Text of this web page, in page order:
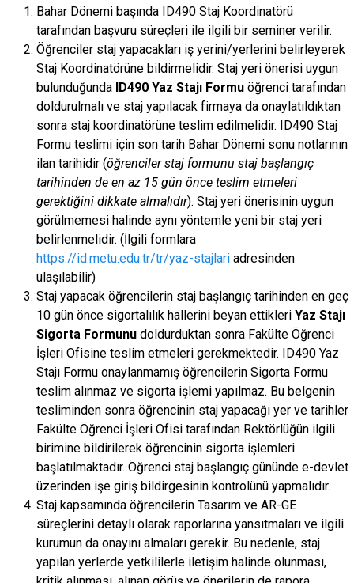
Bahar Dönemi başında ID490 Staj Koordinatörü
tarafından başvuru süreçleri ile ilgili bir seminer verilir.
Öğrenciler staj yapacakları iş yerini/yerlerini belirleyerek
Staj Koordinatörüne bildirmelidir. Staj yeri önerisi uygun
bulunduğunda ID490 Yaz Stajı Formu öğrenci tarafından
doldurulmalı ve staj yapılacak firmaya da onaylatıldıktan
sonra staj koordinatörüne teslim edilmelidir. ID490 Staj
Formu teslimi için son tarih Bahar Dönemi sonu notlarının
ilan tarihidir (öğrenciler staj formunu staj başlangıç
tarihinden de en az 15 gün önce teslim etmeleri
gerektiğini dikkate almalıdır). Staj yeri önerisinin uygun
görülmemesi halinde aynı yöntemle yeni bir staj yeri
belirlenmelidir. (İlgili formlara
https://id.metu.edu.tr/tr/yaz-stajlari adresinden
ulaşılabilir)
Staj yapacak öğrencilerin staj başlangıç tarihinden en geç
10 gün önce sigortalılık hallerini beyan ettikleri Yaz Stajı
Sigorta Formunu doldurduktan sonra Fakülte Öğrenci
İşleri Ofisine teslim etmeleri gerekmektedir. ID490 Yaz
Stajı Formu onaylanmamış öğrencilerin Sigorta Formu
teslim alınmaz ve sigorta işlemi yapılmaz. Bu belgenin
tesliminden sonra öğrencinin staj yapacağı yer ve tarihler
Fakülte Öğrenci İşleri Ofisi tarafından Rektörlüğün ilgili
birimine bildirilerek öğrencinin sigorta işlemleri
başlatılmaktadır. Öğrenci staj başlangıç gününde e-devlet
üzerinden işe giriş bildirgesinin kontrolünü yapmalıdır.
Staj kapsamında öğrencilerin Tasarım ve AR-GE
süreçlerini detaylı olarak raporlarına yansıtmaları ve ilgili
kurumun da onayını almaları gerekir. Bu nedenle, staj
yapılan yerlerde yetkililerle iletişim halinde olunması,